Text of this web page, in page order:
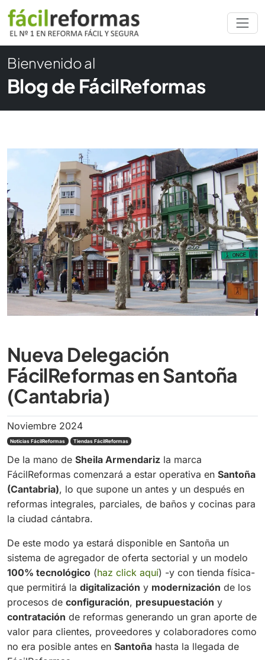
Bienvenido al
Blog de FácilReformas
Nueva Delegación
FácilReformas en Santoña
(Cantabria)
Noviembre 2024
Noticias FácilReformas Tiendas FácilReformas
De la mano de Sheila Armendariz la marca
FácilReformas comenzará a estar operativa en Santoña
(Cantabria), lo que supone un antes y un después en
reformas integrales, parciales, de baños y cocinas para
la ciudad cántabra.
De este modo ya estará disponible en Santoña un
sistema de agregador de oferta sectorial y un modelo
100% tecnológico (haz click aquí) -y con tienda física-
que permitirá la digitalización y modernización de los
procesos de configuración, presupuestación y
contratación de reformas generando un gran aporte de
valor para clientes, proveedores y colaboradores como
no era posible antes en Santoña hasta la llegada de